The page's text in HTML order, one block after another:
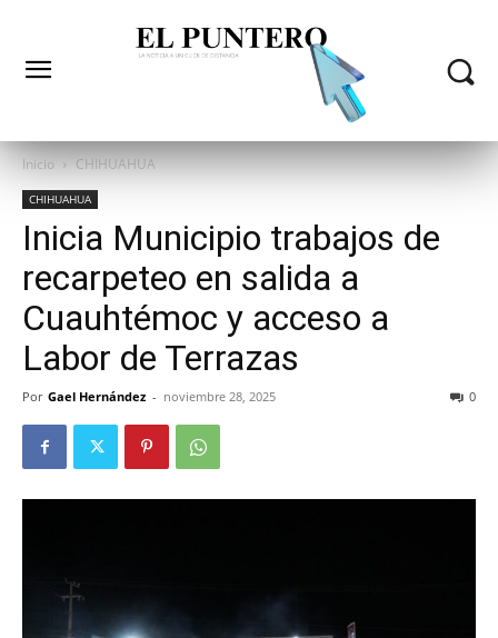
Inicio CHIHUAHUA
CHIHUAHUA
Inicia Municipio trabajos de
recarpeteo en salida a
Cuauhtémoc y acceso a
Labor de Terrazas
Por Gael Hernández - noviembre 28, 2025 0